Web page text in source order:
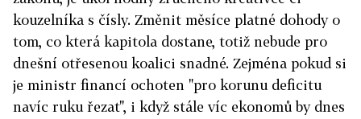
kouzelníka s čísly. Změnit měsíce platné dohody o
tom, co která kapitola dostane, totiž nebude pro
dnešní otřesenou koalici snadné. Zejména pokud si
je ministr financí ochoten "pro korunu deficitu
navíc ruku řezat", i když stále víc ekonomů by dnes